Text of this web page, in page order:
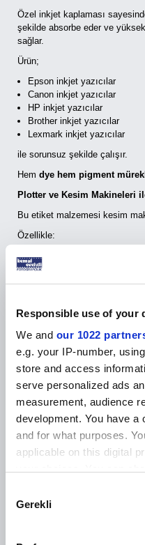
Responsible use of your
We and our 1022
e.g. your IP-number,
store and access
serve personalized ads
measurement, audience
development. You have a
and for what purposes.
applicable on this digital
the Privacy trigger icon.
Selection
Gerekli
Özel inkjet kaplaması
şekilde absorbe eder ve
sağlar.
Ürün;
Epson inkjet yazıcılar
Canon inkjet yazıcılar
HP inkjet yazıcılar
Brother inkjet yazıcılar
Lexmark inkjet yazıcılar
ile sorunsuz şekilde çalışır.
Hem dye hem pigment
Plotter ve Kesim Makineleri
Bu etiket malzemesi kesim
Özellikle:
Cricut
Silhouette
Cameo
CatCut
gibi kesim makineleri ile
sticker veya etiket üretebilirler.
PET yüzey yapısı sayesinde
suya dayanıklıdır
yırtılmaya karşı dirençlidir